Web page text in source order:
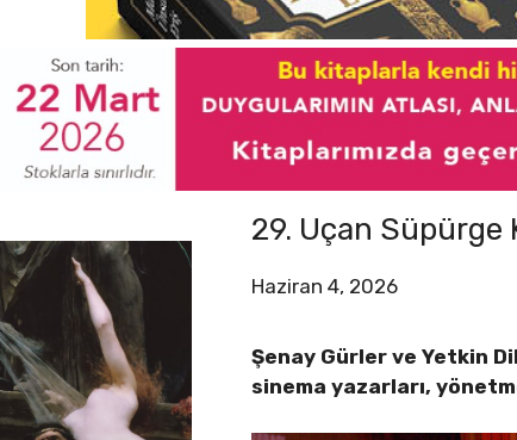
29. Uçan Süpürge
Haziran 4, 2026
Şenay Gürler ve Yetkin
sinema yazarları,